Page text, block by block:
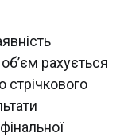
рахується